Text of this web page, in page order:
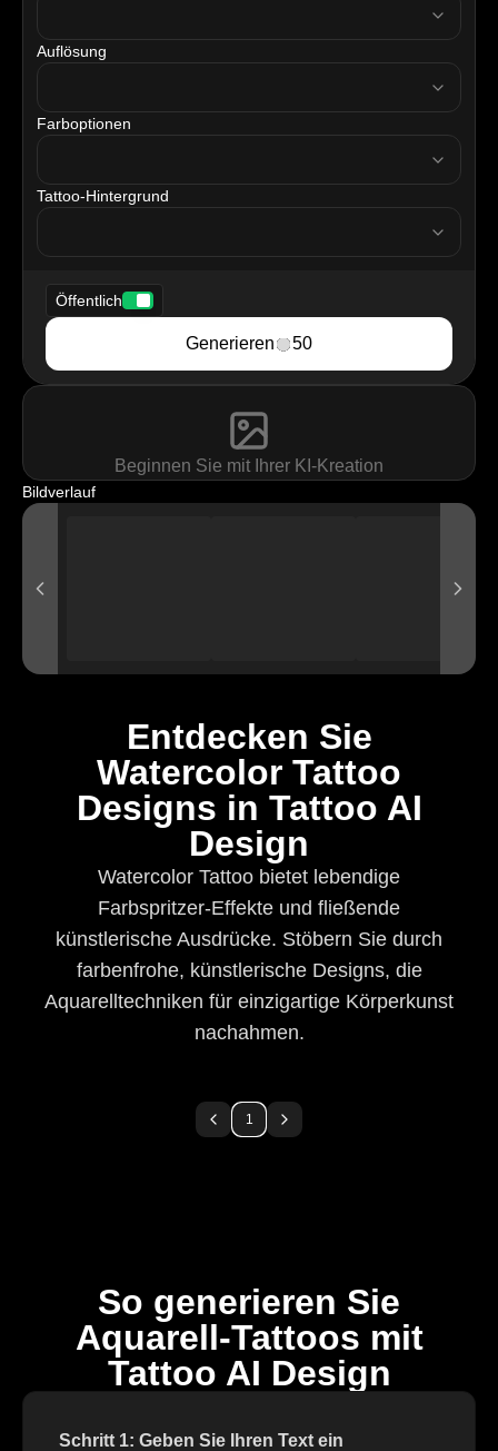
Auflösung
resolution
Farboptionen
tattooColor
Tattoo-Hintergrund
tattooBackground
Öffentlich
Generieren 50
Beginnen Sie mit Ihrer KI-Kreation
Bildverlauf
Entdecken Sie
Watercolor Tattoo
Designs in Tattoo AI
Design
Watercolor Tattoo bietet lebendige
Farbspritzer-Effekte und fließende
künstlerische Ausdrücke. Stöbern Sie durch
farbenfrohe, künstlerische Designs, die
Aquarelltechniken für einzigartige Körperkunst
nachahmen.
1
So generieren Sie
Aquarell-Tattoos mit
Tattoo AI Design
Schritt 1: Geben Sie Ihren Text ein